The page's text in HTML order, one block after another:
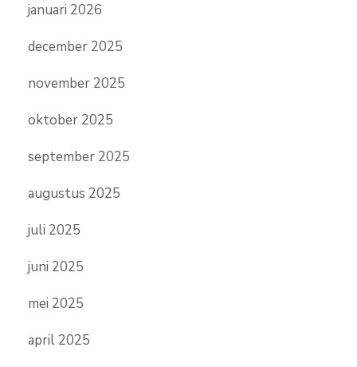
januari 2026
december 2025
november 2025
oktober 2025
september 2025
augustus 2025
juli 2025
juni 2025
mei 2025
april 2025